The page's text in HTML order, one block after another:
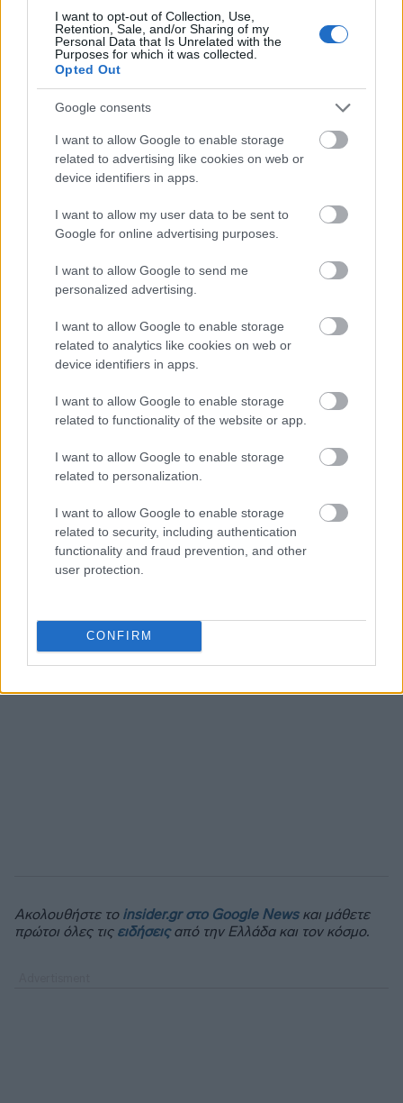
I want to opt-out of Collection, Use,
Retention, Sale, and/or Sharing of my
Personal Data that Is Unrelated with the
Purposes for which it was collected.
Opted Out
Google consents
I want to allow Google to enable storage
related to advertising like cookies on web or
device identifiers in apps.
I want to allow my user data to be sent to
Google for online advertising purposes.
I want to allow Google to send me
personalized advertising.
I want to allow Google to enable storage
related to analytics like cookies on web or
device identifiers in apps.
I want to allow Google to enable storage
related to functionality of the website or app.
I want to allow Google to enable storage
related to personalization.
I want to allow Google to enable storage
related to security, including authentication
functionality and fraud prevention, and other
user protection.
CONFIRM
έρευνα και την καινοτομία. Πρέπει, επίσης, να
αξιοποιήσουμε δυναμικά τα χρηματοδοτικά
εργαλεία μας - συμπεριλαμβανομένων των
ευρωομολόγων - για να επενδύσουμε στο κοινό
μας μέλλον. Το 2010, όταν πρότεινα τα
ευρωομόλογα, ήταν λέξη «ταμπού». Σήμερα είναι
αναγκαιότητα.Η αληθινή δύναμη της Ευρώπης
βρίσκεται στην αλληλεγγύη. Αυτό είναι το ύψιστο
της κοινής μας κρίσης», καταλήγει ο Γιώργος
Παπανδρέου.
Πηγή: ΑΠΕ - ΜΠΕ
Ακολουθήστε το insider.gr στο Google Newsκαι μάθετε
πρώτοι όλες τις ειδήσειςαπό την Ελλάδα και τον κόσμο.